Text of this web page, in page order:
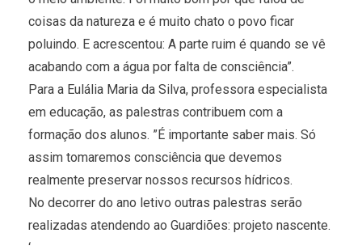
coisas da natureza e é muito chato o povo ficar
poluindo. E acrescentou: A parte ruim é quando se vê
acabando com a água por falta de consciência”.
Para a Eulália Maria da Silva, professora especialista
em educação, as palestras contribuem com a
formação dos alunos. ”É importante saber mais. Só
assim tomaremos consciência que devemos
realmente preservar nossos recursos hídricos.
No decorrer do ano letivo outras palestras serão
realizadas atendendo ao Guardiões: projeto nascente.